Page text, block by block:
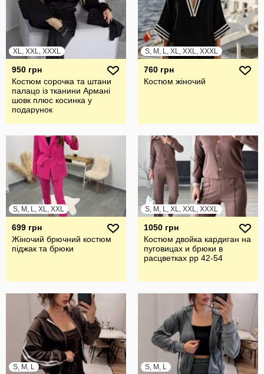
XL, XXL, XXXL
950 грн
Костюм сорочка та штани
палацо із тканини Армані
шовк плюс косинка у
подарунок
S, M, L, XL, XXL, XXXL
760 грн
Костюм жіночий
S, M, L, XL, XXL
699 грн
Жіночий брючний костюм
піджак та брюки
S, M, L, XL, XXL, XXXL
1050 грн
Костюм двойка кардиган на
пуговицах и брюки в
расцветках рр 42-54
S, M, L S, M, L